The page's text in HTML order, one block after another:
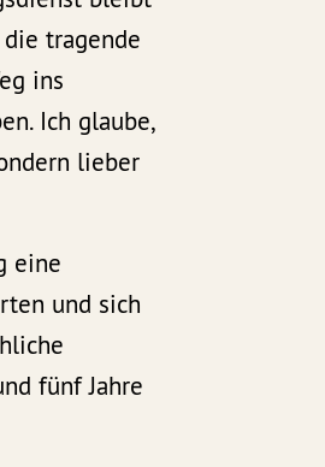
tragende
ins
Ich glaube,
lieber
eine
und sich
fünf Jahre